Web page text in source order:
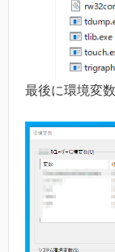
最後に環境変